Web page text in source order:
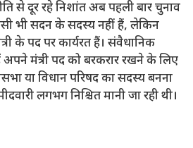
से दूर रहे निशांत अब पहली बार चुनाव
भी सदन के सदस्य नहीं हैं, लेकिन
के पद पर कार्यरत हैं। संवैधानिक
अपने मंत्री पद को बरकरार रखने के लिए
या विधान परिषद का सदस्य बनना
लगभग निश्चित मानी जा रही थी।